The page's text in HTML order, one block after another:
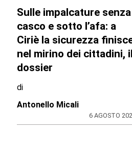
Sulle impalcature senza
casco e sotto l’afa: a
Ciriè la sicurezza
nel mirino dei cittadini,
dossier
di
Antonello Micali
6 AGOSTO